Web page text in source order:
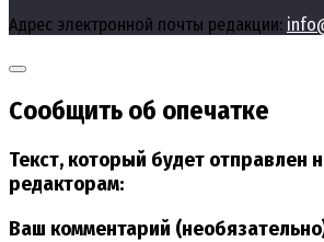
Адрес электронной почты редакции:
Сообщить об опечатке
Текст, который будет отправлен
редакторам:
Ваш комментарий